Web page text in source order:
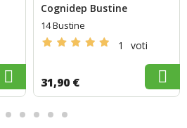
Cognidep Bustine
14 Bustine
1 voti
31,90 €